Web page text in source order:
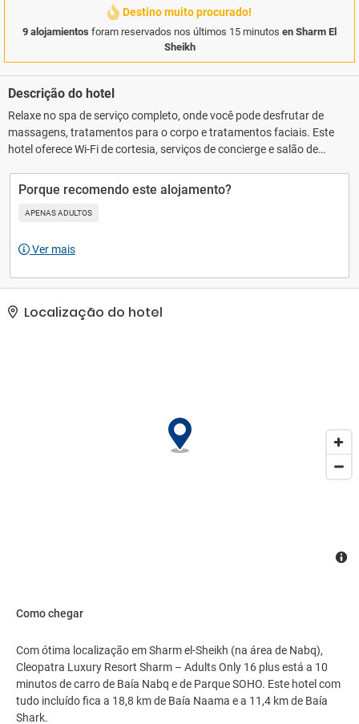
Destino muito procurado!
9 alojamientos foram reservados nos últimos 15 minutos en Sharm El
Sheikh
Descrição do hotel
Relaxe no spa de serviço completo, onde você pode desfrutar de
massagens, tratamentos para o corpo e tratamentos faciais. Este
hotel oferece Wi-Fi de cortesia, serviços de concierge e salão de
center, serviço de lavanderia e lavagem a seco e balcão de
recepção 24 horas. Estacionamento grátis sem manobrista está
disponível no local..
Porque recomendo este alojamento?
APENAS ADULTOS
Ver mais
Localização do hotel
Como chegar
Com ótima localização em Sharm el-Sheikh (na área de Nabq),
Cleopatra Luxury Resort Sharm – Adults Only 16 plus está a 10
minutos de carro de Baía Nabq e de Parque SOHO. Este hotel com
tudo incluído fica a 18,8 km de Baía Naama e a 11,4 km de Baía
Shark.